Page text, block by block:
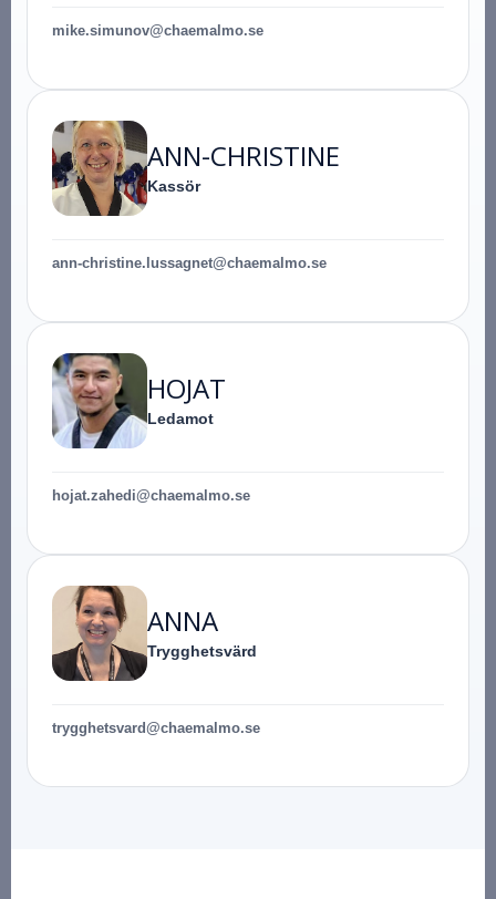
mike.simunov@chaemalmo.se
ANN-CHRISTINE
Kassör
ann-christine.lussagnet@chaemalmo.se
HOJAT
Ledamot
hojat.zahedi@chaemalmo.se
ANNA
Trygghetsvärd
trygghetsvard@chaemalmo.se